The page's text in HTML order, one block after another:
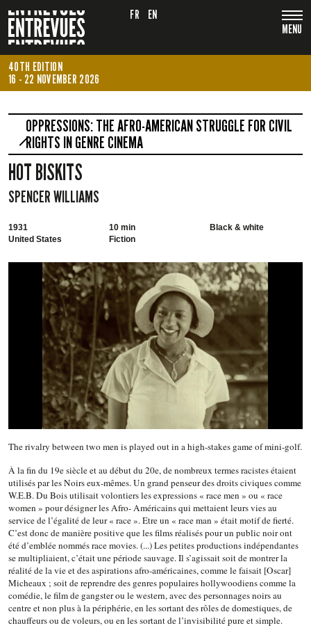
MENU
FR EN
40TH EDITION
16 - 22 NOVEMBER 2026
OPPRESSIONS: THE AFRO-AMERICAN STRUGGLE FOR CIVIL
RIGHTS IN GENRE CINEMA
HOT BISKITS
SPENCER WILLIAMS
1931
United States
10 min
Fiction
Black & white
The rivalry between two men is played out in a high-stakes game of mini-golf.
À la fin du 19e siècle et au début du 20e, de nombreux termes racistes étaient
utilisés par les Noirs eux-mêmes. Un grand penseur des droits civiques comme
W.E.B. Du Bois utilisait volontiers les expressions « race men » ou « race
women » pour désigner les Afro- Américains qui mettaient leurs vies au
service de l’égalité de leur « race ». Etre un « race man » était motif de fierté.
C’est donc de manière positive que les films réalisés pour un public noir ont
été d’emblée nommés race movies. (...) Les petites productions indépendantes
se multipliaient, c’était une période sauvage. Il s’agissait soit de montrer la
réalité de la vie et des aspirations afro-américaines, comme le faisait [Oscar]
Micheaux ; soit de reprendre des genres populaires hollywoodiens comme la
comédie, le film de gangster ou le western, avec des personnages noirs au
centre et non plus à la périphérie, en les sortant des rôles de domestiques, de
chauffeurs ou de voleurs, ou en les sortant de l’invisibilité pure et simple.